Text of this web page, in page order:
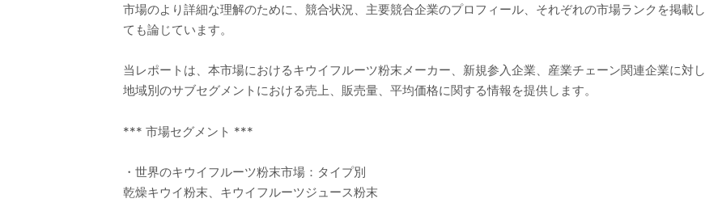
市場のより詳細な理解のために、競合状況、主要競合企業のプロフィール、それぞれの市場ランクを掲載
ても論じています。
当レポートは、本市場におけるキウイフルーツ粉末メーカー、新規参入企業、産業チェーン関連企業に対
地域別のサブセグメントにおける売上、販売量、平均価格に関する情報を提供します。
*** 市場セグメント ***
・世界のキウイフルーツ粉末市場：タイプ別
乾燥キウイ粉末、キウイフルーツジュース粉末